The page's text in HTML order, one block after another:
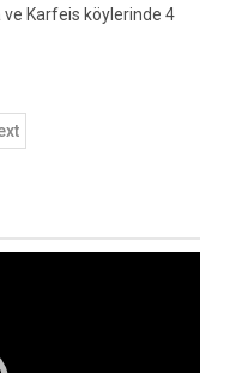
ve Karfeis köylerinde 4